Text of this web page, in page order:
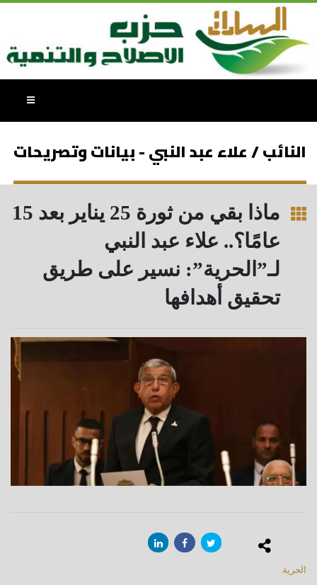
النائب / علاء عبد النبي - بيانات وتصريحات
ماذا بقي من ثورة 25 يناير بعد 15
عامًا؟.. علاء عبد النبي
لـ”الحرية”: نسير على طريق
تحقيق أهدافها
الحرية